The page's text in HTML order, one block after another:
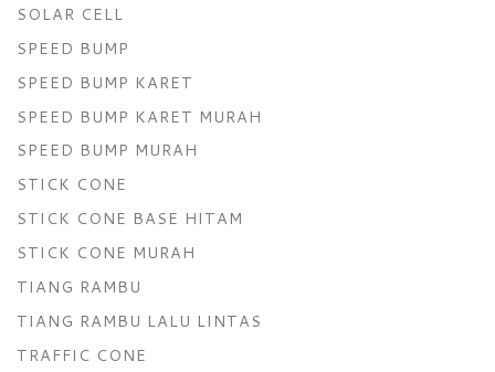
SOLAR CELL
SPEED BUMP
SPEED BUMP KARET
SPEED BUMP KARET MURAH
SPEED BUMP MURAH
STICK CONE
STICK CONE BASE HITAM
STICK CONE MURAH
TIANG RAMBU
TIANG RAMBU LALU LINTAS
TRAFFIC CONE